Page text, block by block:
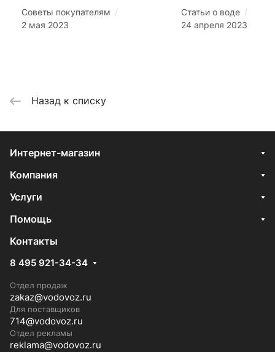
Советы покупателям /
2 мая 2023
Статьи о воде /
24 апреля 2023
Назад к списку
Интернет-магазин
Компания
Услуги
Помощь
Контакты
8 495 921-34-34
Отдел продаж
zakaz@vodovoz.ru
Для поставщиков
714@vodovoz.ru
Отдел рекламы
reklama@vodovoz.ru